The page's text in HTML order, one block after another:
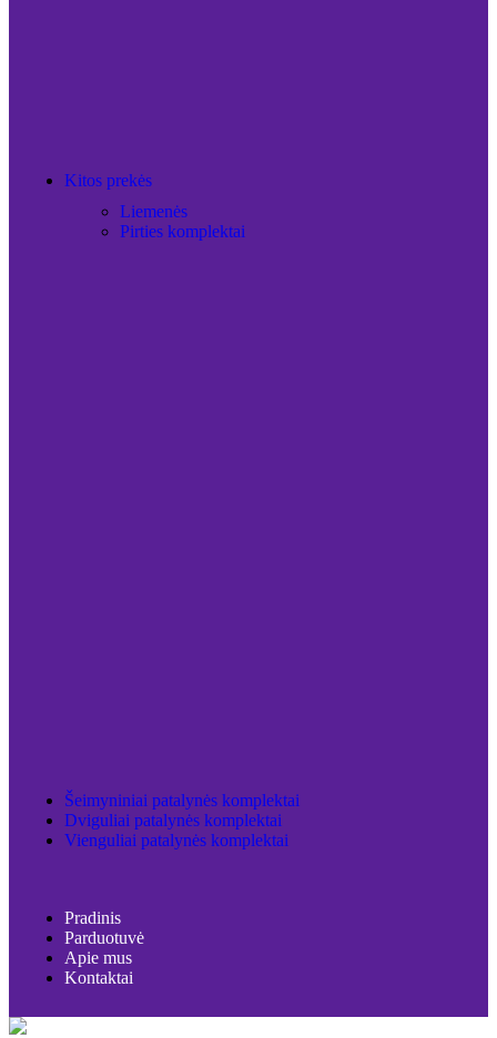
Kitos prekės
Liemenės
Pirties komplektai
Šeimyniniai patalynės komplektai
Dviguliai patalynės komplektai
Vienguliai patalynės komplektai
Pradinis
Parduotuvė
Apie mus
Kontaktai